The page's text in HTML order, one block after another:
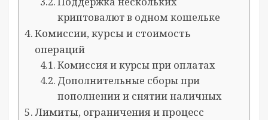
криптовалют в одном кошельке
Комиссии, курсы и стоимость
операций
Комиссия и курсы при оплатах
Дополнительные сборы при
пополнении и снятии наличных
Лимиты, ограничения и процесс